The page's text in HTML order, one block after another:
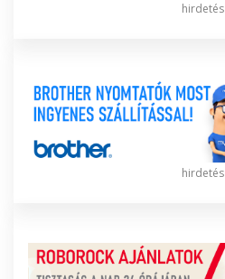
hirdetés
hirdetés